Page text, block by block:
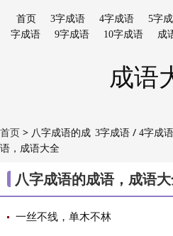
首页 3字成语 4字成语 5字
字成语
9字成语 10字成语 成
成语
3字成语 /4字成语
首页 > 八字成语的成
语，成语大全
八字成语的成语，成语
一丝不线，单木不林